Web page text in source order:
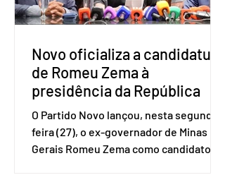
empreendedores 60+ formalizados
atingiram o maior rendime
Novo oficializa a candidatura
de Romeu Zema à
presidência da República
O Partido Novo lançou, nesta segunda-
feira (27), o ex-governador de Minas
Gerais Romeu Zema como candidato à